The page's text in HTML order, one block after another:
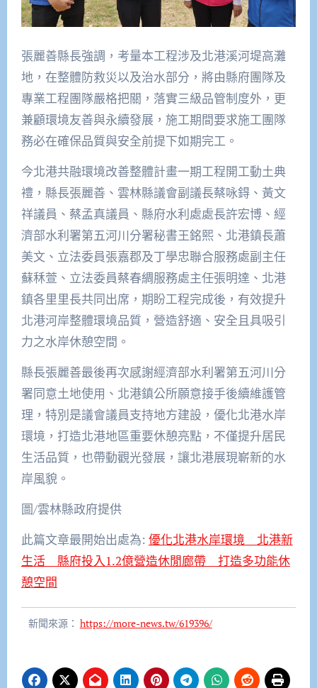
張麗善縣長強調，考量本工程涉及北港溪河堤高灘
地，在整體防救災以及治水部分，將由縣府團隊及
專業工程團隊嚴格把關，落實三級品管制度外，更
兼顧環境友善與永續發展，施工期間要求施工團隊
務必在確保品質與安全前提下如期完工。
今北港共融環境改善整體計畫一期工程開工動土典
禮，縣長張麗善、雲林縣議會副議長蔡咏鍀、黃文
祥議員、蔡孟真議員、縣府水利處處長許宏博、經
濟部水利署第五河川分署秘書王銘熙、北港鎮長蕭
美文、立法委員張嘉郡及丁學忠聯合服務處副主任
蘇秝萱、立法委員蔡春綢服務處主任張明達、北港
鎮各里里長共同出席，期盼工程完成後，有效提升
北港河岸整體環境品質，營造舒適、安全且具吸引
力之水岸休憩空間。
縣長張麗善最後再次感謝經濟部水利署第五河川分
署同意土地使用、北港鎮公所願意接手後續維護管
理，特別是議會議員支持地方建設，優化北港水岸
環境，打造北港地區重要休憩亮點，不僅提升居民
生活品質，也帶動觀光發展，讓北港展現嶄新的水
岸風貌。
圖/雲林縣政府提供
此篇文章最開始出處為: 優化北港水岸環境 北港新
生活 縣府投入1.2億營造休閒廊帶 打造多功能休
憩空間
新聞來源： https://more-news.tw/619396/